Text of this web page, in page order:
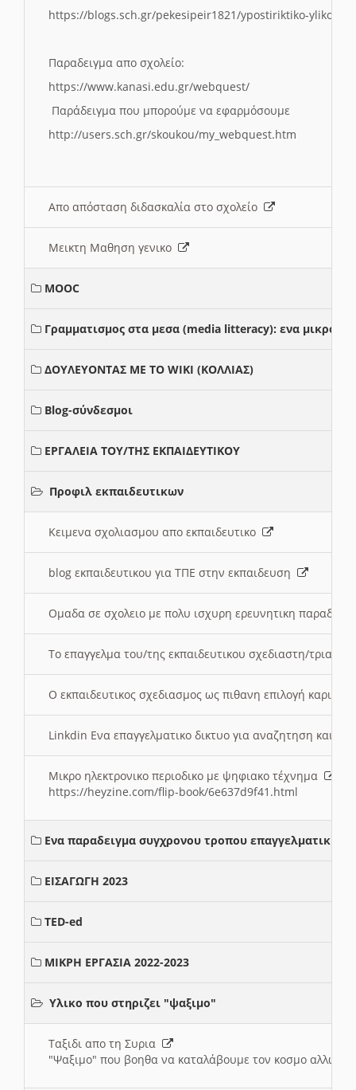
https://blogs.sch.gr/pekesipeir1821/ypostiriktiko-yliko/
Παραδειγμα απο σχολείο:
https://www.kanasi.edu.gr/webquest/
Παράδειγμα που μπορούμε να εφαρμόσουμε
http://users.sch.gr/skoukou/my_webquest.htm
Απο απόσταση διδασκαλία στο σχολείο
Μεικτη Μαθηση γενικο
MOOC
Γραμματισμος στα μεσα (media litteracy): ενα μικρο
ΔΟΥΛΕΥΟΝΤΑΣ ΜΕ ΤΟ WIKI (ΚΟΛΛΙΑΣ)
Blog-σύνδεσμοι
ΕΡΓΑΛΕΙΑ ΤΟΥ/ΤΗΣ ΕΚΠΑΙΔΕΥΤΙΚΟΥ
Προφιλ εκπαιδευτικων
Κειμενα σχολιασμου απο εκπαιδευτικο
blog εκπαιδευτικου για ΤΠΕ στην εκπαιδευση
Ομαδα σε σχολειο με πολυ ισχυρη ερευνητικη
Το επαγγελμα του/της εκπαιδευτικου σχεδιαστη/τριας
Ο εκπαιδευτικος σχεδιασμος ως πιθανη επιλογή
Linkdin Ενα επαγγελματικο δικτυο για αναζητηση και
Μικρο ηλεκτρονικο περιοδικο με ψηφιακο τέχνημα
https://heyzine.com/flip-book/6e637d9f41.html
Ενα παραδειγμα συγχρονου τροπου επαγγελματικης
ΕΙΣΑΓΩΓΗ 2023
TED-ed
ΜΙΚΡΗ ΕΡΓΑΣΙΑ 2022-2023
Υλικο που στηριζει "ψαξιμο"
Ταξιδι απο τη Συρια
"Ψαξιμο" που βοηθα να καταλάβουμε τον κοσμο αλλων